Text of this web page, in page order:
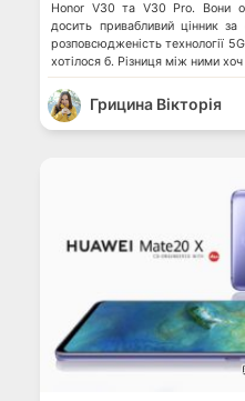
Honor V30 та V30 Pro. Вони
досить привабливий цінник
розповсюдженість технології
хотілося б. Різниця між ними
Грицина Вікторія